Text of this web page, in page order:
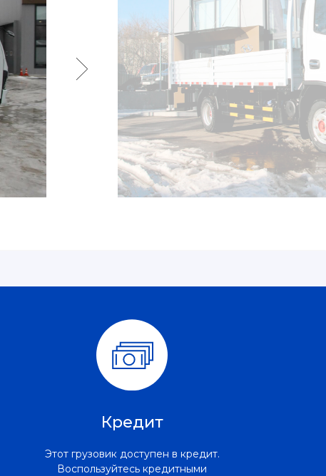
Кредит
Этот грузовик доступен в кредит.
Воспользуйтесь кредитными